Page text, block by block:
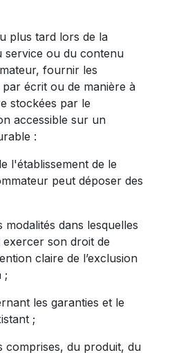
plus tard lors de la
service ou du contenu
fournir les
écrit ou de manière à
stockées par le
accessible sur un
:
l'établissement de le
peut déposer des
dans lesquelles
son droit de
claire de l’exclusion
;
les garanties et le
;
comprises, du produit, du